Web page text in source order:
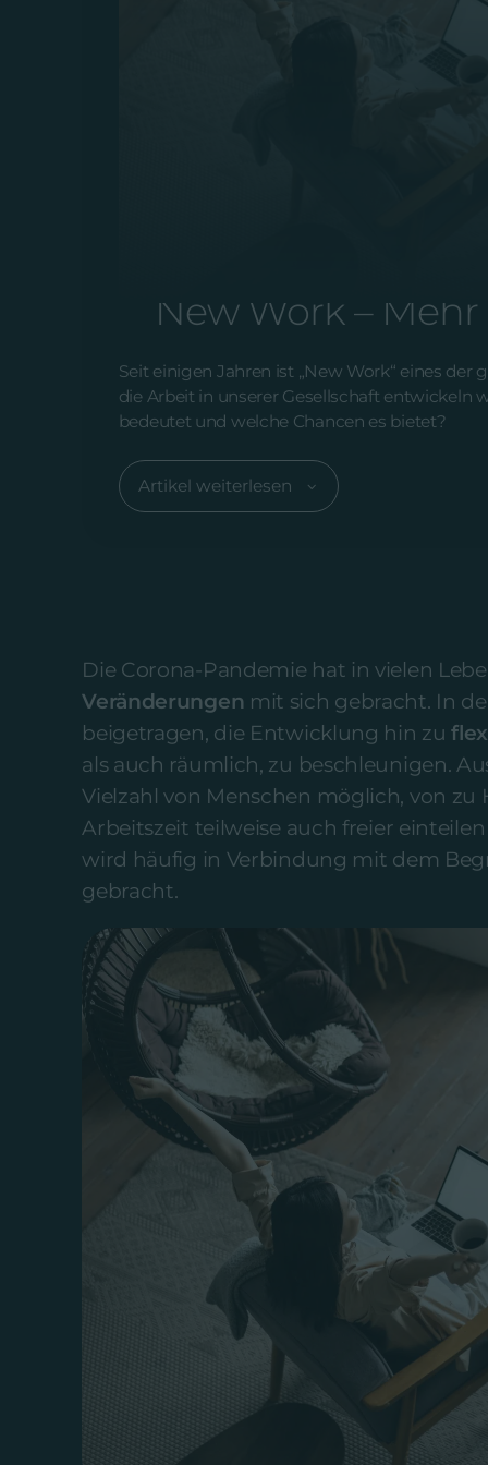
New Work –
Seit einigen Jahren ist „New Work“ eines
die Arbeit in unserer Gesellschaft entwickeln
bedeutet und welche Chancen es bietet?
Artikel weiterlesen
Die Corona-Pandemie hat in vielen
Veränderungen mit sich gebracht. In
beigetragen, die Entwicklung hin zu
als auch räumlich, zu beschleunigen.
Vielzahl von Menschen möglich, von zu
Arbeitszeit teilweise auch freier
wird häufig in Verbindung mit dem
gebracht.